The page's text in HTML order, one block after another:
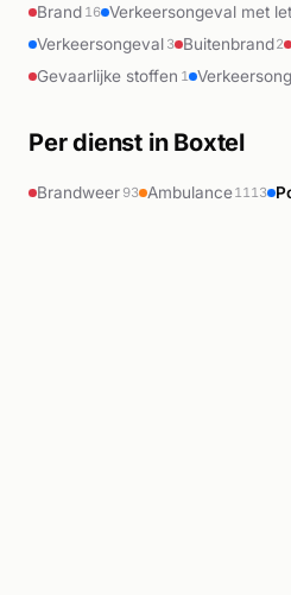
Brand 16 Verkeersongeval met
Verkeersongeval 3 Buitenbrand2
Gevaarlijke stoffen 1
Per dienst in Boxtel
Brandweer 93 Ambulance1113